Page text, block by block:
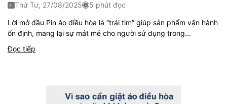
Thứ Tư, 27/08/2025 5 phút đọc
Lời mở đầu Pin áo điều hòa là “trái tim” giúp sản phẩm vận hành
ổn định, mang lại sự mát mẻ cho người sử dụng trong...
Đọc tiếp